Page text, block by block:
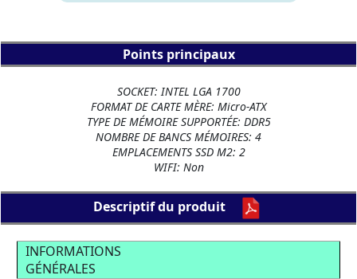
Points principaux
SOCKET: INTEL LGA 1700
FORMAT DE CARTE MÈRE: Micro-ATX
TYPE DE MÉMOIRE SUPPORTÉE: DDR5
NOMBRE DE BANCS MÉMOIRES: 4
EMPLACEMENTS SSD M2: 2
WIFI: Non
Descriptif du produit
INFORMATIONS
GÉNÉRALES